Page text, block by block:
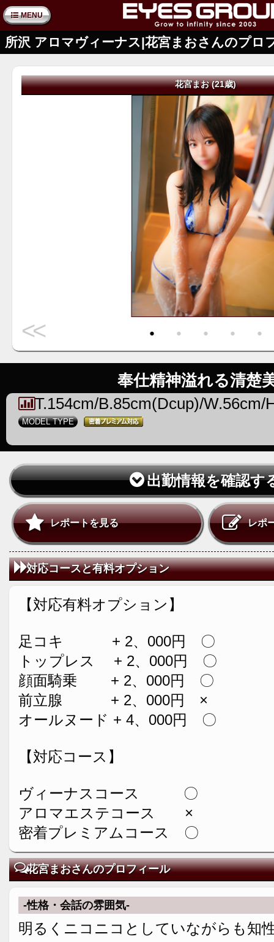
MENU
所沢 アロマヴィーナス|花宮まおさんのプロ
花宮まお (21歳)
<< ・ ・ ・ ・ ・
奉仕精神溢れる清楚
T.154cm/B.85cm(Dcup)/W.56cm/
MODEL TYPE
出勤情報を確認す
レポートを見る レポ
対応コースと有料オプション
【対応有料オプション】
足コキ + 2、000円 〇
トップレス + 2、000円 〇
顔面騎乗 + 2、000円 〇
前立腺 + 2、000円 ×
オールヌード + 4、000円 〇
【対応コース】
ヴィーナスコース 〇
アロマエステコース ×
密着プレミアムコース 〇
花宮まおさんのプロフィール
-性格・会話の雰囲気-
明るくニコニコとしていながらも知